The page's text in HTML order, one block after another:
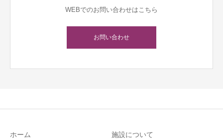
WEBでのお問い合わせはこちら
お問い合わせ
ホーム 施設について